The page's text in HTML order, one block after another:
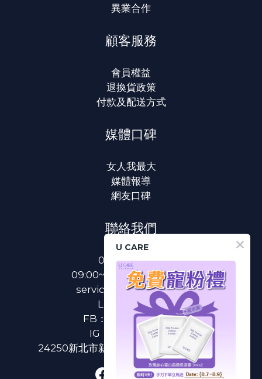
異業合作
顧客服務
會員權益
退換貨政策
付款及配送方式
媒體口碑
女人我最大
媒體報導
網友口碑
聯絡我們
0800-233-233
09:00~18:00(國定假日除外)
service@u-care.com.tw
LINE：
@ucare
FB：
U CARE 美麗粉專
IG：
ucare.tw2002
24250新北市新莊區新北大道二段312號3樓
U CARE